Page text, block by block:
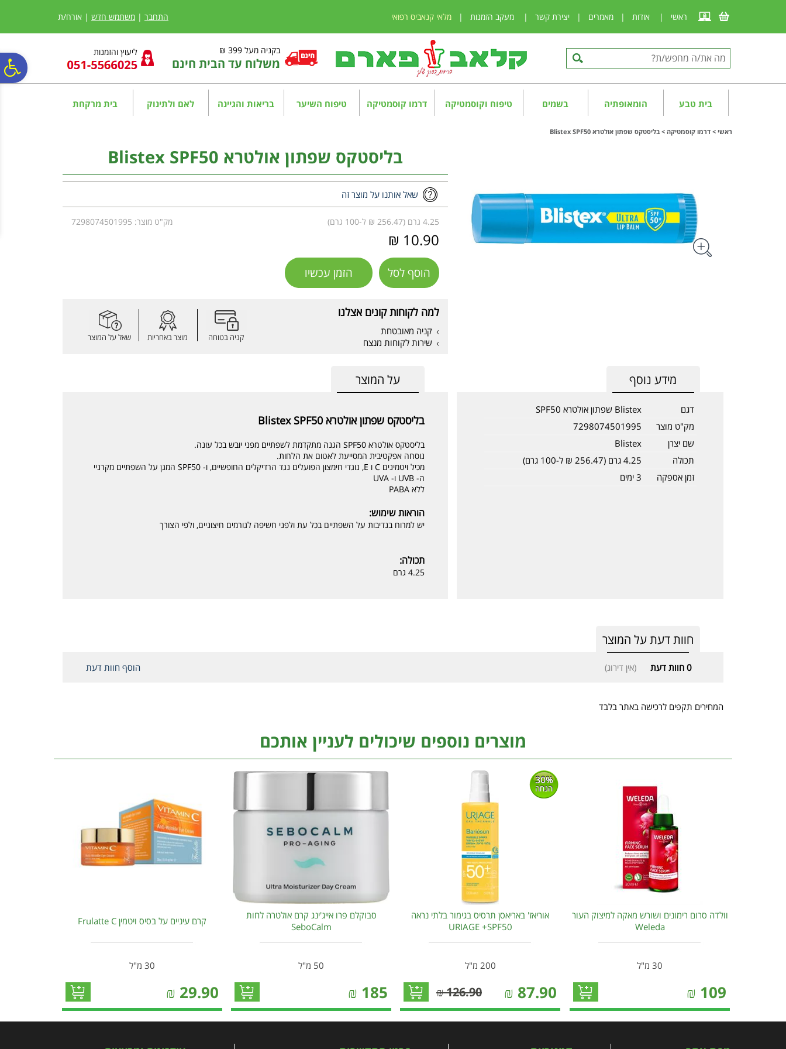
נגישות
אתר
המרכזי
ראשי | אודות | מאמרים | יצירת קשר | מעקב הזמנות | מלאי קנאביס רפואי התחבר | משתמש חדש | אורח/ת
בקניה מעל 399 ₪
משלוח עד הבית חינם
ליעוץ והזמנות
בית טבע הומאופתיה בשמים טיפוח וקוסמטיקה דרמו קוסמטיקה טיפוח השיער בריאות והגיינה לאם ולתינוק בית מרקחת
ראשי > דרמו קוסמטיקה > בליסטקס שפתון אולטרא Blistex SPF50
בליסטקס שפתון אולטרא Blistex SPF50
שאל אותנו על מוצר זה
4.25 גרם (256.47 ₪ ל-100 גרם) מק"ט מוצר: 7298074501995
10.90 ₪
הוסף לסל הזמן עכשיו
למה לקוחות קונים אצלנו
קניה מאובטחת
שירות לקוחות מנצח
קניה בטוחה מוצר באחריות שאל על המוצר
על המוצר
בליסטקס שפתון אולטרא Blistex SPF50
בליסטקס אולטרא SPF50 הגנה מתקדמת לשפתיים מפני יובש בכל עונה.
נוסחה אפקטיבית המסייעת לאטום את הלחות.
מכיל ויטמינים C ו E, נוגדי חימצון הפועלים נגד הרדיקלים החופשיים, ו- SPF50 המגן על השפתיים מקרניי
ה- UVB ו- UVA
ללא PABA
הוראות שימוש:
יש למרוח בנדיבות על השפתיים בכל עת ולפני חשיפה לגורמים חיצוניים, ולפי הצורך
תכולה:
4.25 גרם
מידע נוסף
דגם
Blistex שפתון אולטרא SPF50
מק"ט מוצר
7298074501995
שם יצרן
Blistex
תכולה
4.25 גרם (256.47 ₪ ל-100 גרם)
זמן אספקה
3 ימים
חוות דעת על המוצר
0 חוות דעת (אין דירוג) הוסף חוות דעת
המחירים תקפים לרכישה באתר בלבד
מוצרים נוספים שיכולים לעניין אותכם
וולדה סרום רימונים ושורש מאקה למיצוק העור
Weleda
30 מ"ל
109
₪
30%
הנחה
אוריאז' באריאסן תרסיס בגימור בלתי נראה
URIAGE +SPF50
200 מ"ל
87.90
₪
126.90 ₪
סבוקלם פרו אייג'ינג קרם אולטרה לחות
SeboCalm
50 מ"ל
185
₪
קרם עיניים על בסיס ויטמין Frulatte C
30 מ"ל
29.90
₪